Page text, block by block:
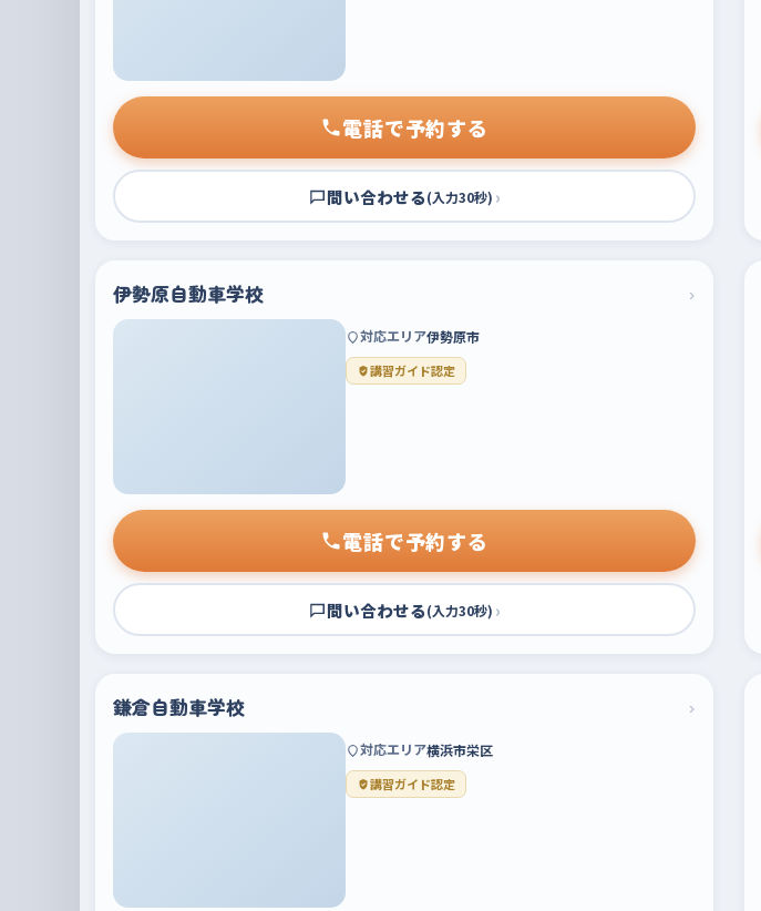
電話で予約する
問い合わせる(入力30秒) ›
伊勢原自動車学校 ›
対応エリア伊勢原市
講習ガイド認定
電話で予約する
問い合わせる(入力30秒) ›
鎌倉自動車学校 ›
対応エリア横浜市栄区
講習ガイド認定